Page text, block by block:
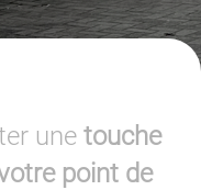
une touche
point de